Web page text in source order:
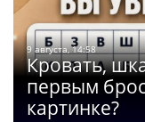
9 августа, 14:58
Кровать,
первым
картинке?